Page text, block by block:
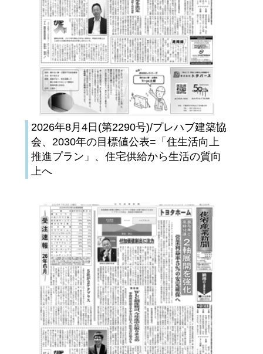
2026年8月4日(第2290号)/プレハブ建築協
会、2030年の目標値公表=「住生活向上
推進プラン」、住宅供給から生活の質向
上へ